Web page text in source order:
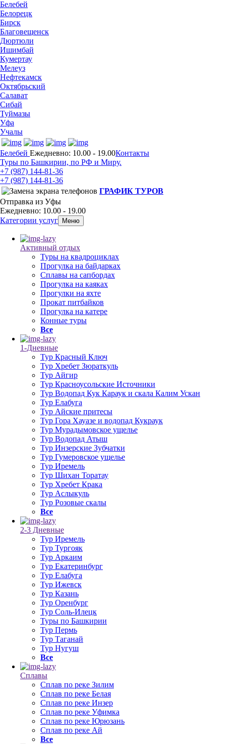
Белебей
Белорецк
Бирск
Благовещенск
Дюртюли
Ишимбай
Кумертау
Мелеуз
Нефтекамск
Октябрьский
Салават
Сибай
Туймазы
Уфа
Учалы
Белебей Ежедневно: 10.00 - 19.00Контакты
Туры по Башкирии, по РФ и Миру.
+7 (987) 144-81-36
+7 (987) 144-81-36
ГРАФИК ТУРОВ
Отправка из Уфы
Ежедневно: 10.00 - 19.00
Категории услуг
Меню
Активный отдых
Туры на квадроциклах
Прогулка на байдарках
Сплавы на сапбордах
Прогулка на каяках
Прогулки на яхте
Прокат питбайков
Прогулка на катере
Конные туры
Все
1-Дневные
Тур Красный Ключ
Тур Хребет Зюраткуль
Тур Айгир
Тур Красноусольские Источники
Тур Водопад Кук Караук и скала Калим Ускан
Тур Елабуга
Тур Айские притесы
Тур Гора Хауазе и водопад Кукраук
Тур Мурадымовское ущелье
Тур Водопад Атыш
Тур Инзерские Зубчатки
Тур Гумеровское ущелье
Тур Иремель
Тур Шихан Торатау
Тур Хребет Крака
Тур Аслыкуль
Тур Розовые скалы
Все
2-3 Дневные
Тур Иремель
Тур Тургояк
Тур Аркаим
Тур Екатеринбург
Тур Елабуга
Тур Ижевск
Тур Казань
Тур Оренбург
Тур Соль-Илецк
Туры по Башкирии
Тур Пермь
Тур Таганай
Тур Нугуш
Все
Сплавы
Сплав по реке Зилим
Сплав по реке Белая
Сплав по реке Инзер
Сплав по реке Уфимка
Сплав по реке Юрюзань
Сплав по реке Ай
Все